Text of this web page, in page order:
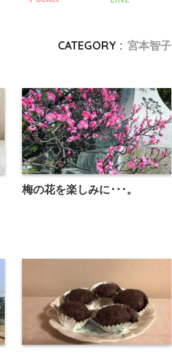
CATEGORY : 宮本智子
梅の花を楽しみに･･･。